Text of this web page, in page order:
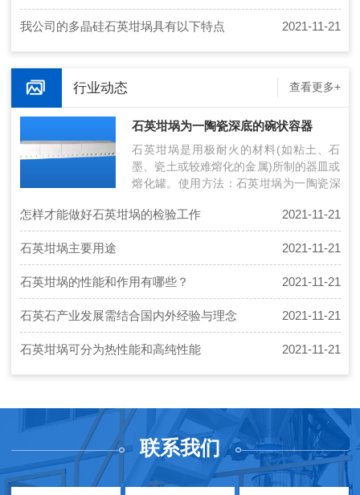
我公司的多晶硅石英坩埚具有以下特点 2021-11-21
行业动态 查看更多+
石英坩埚为一陶瓷深底的碗状容器
石英坩埚是用极耐火的材料(如粘土、石
墨、瓷土或较难熔化的金属)所制的器皿或
熔化罐。使用方法：石英坩埚为一陶瓷深
时，…
怎样才能做好石英坩埚的检验工作 2021-11-21
石英坩埚主要用途 2021-11-21
石英坩埚的性能和作用有哪些？ 2021-11-21
石英石产业发展需结合国内外经验与理念 2021-11-21
石英坩埚可分为热性能和高纯性能 2021-11-21
联系我们